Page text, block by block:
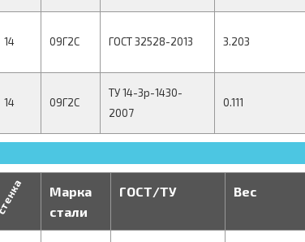
14 09Г2С ГОСТ 32528-2013 3.203
14 09Г2С
ТУ 14-3р-1430-
2007
0.111
стенка
Марка
стали
ГОСТ/ТУ Вес